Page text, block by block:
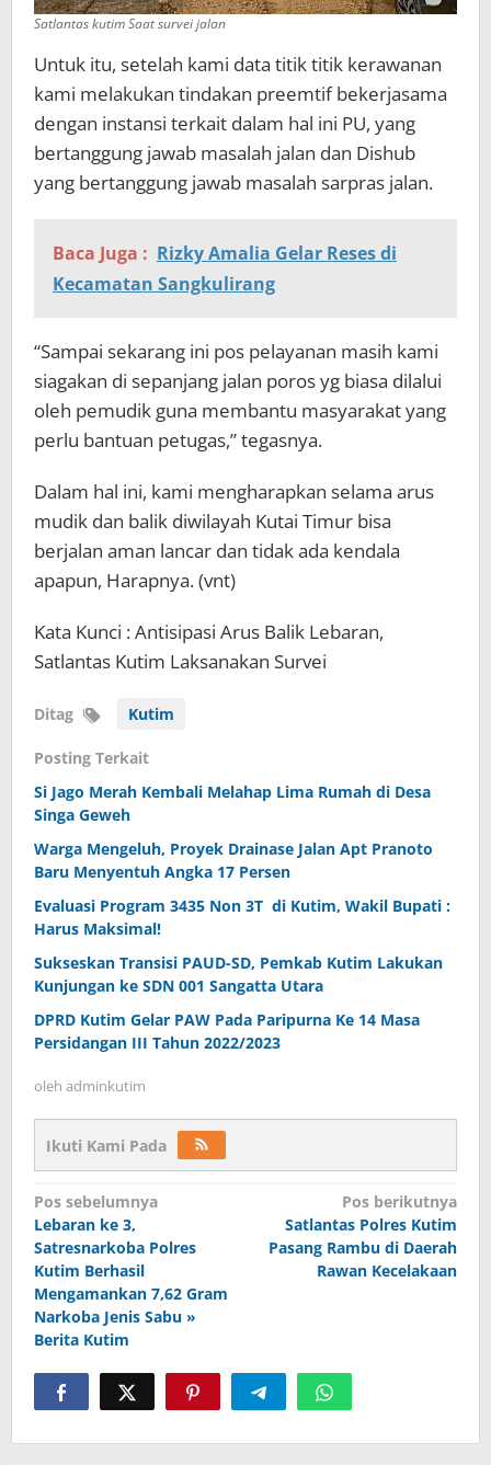
Satlantas kutim Saat survei jalan
Untuk itu, setelah kami data titik titik kerawanan
kami melakukan tindakan preemtif bekerjasama
dengan instansi terkait dalam hal ini PU, yang
bertanggung jawab masalah jalan dan Dishub
yang bertanggung jawab masalah sarpras jalan.
Baca Juga : Rizky Amalia Gelar Reses di
Kecamatan Sangkulirang
“Sampai sekarang ini pos pelayanan masih kami
siagakan di sepanjang jalan poros yg biasa dilalui
oleh pemudik guna membantu masyarakat yang
perlu bantuan petugas,” tegasnya.
Dalam hal ini, kami mengharapkan selama arus
mudik dan balik diwilayah Kutai Timur bisa
berjalan aman lancar dan tidak ada kendala
apapun, Harapnya. (vnt)
Kata Kunci : Antisipasi Arus Balik Lebaran,
Satlantas Kutim Laksanakan Survei
Ditag Kutim
Posting Terkait
Si Jago Merah Kembali Melahap Lima Rumah di Desa
Singa Geweh
Warga Mengeluh, Proyek Drainase Jalan Apt Pranoto
Baru Menyentuh Angka 17 Persen
Evaluasi Program 3435 Non 3T di Kutim, Wakil Bupati :
Harus Maksimal!
Sukseskan Transisi PAUD-SD, Pemkab Kutim Lakukan
Kunjungan ke SDN 001 Sangatta Utara
DPRD Kutim Gelar PAW Pada Paripurna Ke 14 Masa
Persidangan III Tahun 2022/2023
oleh adminkutim
Ikuti Kami Pada
Navigasi
pos
Pos sebelumnya
Lebaran ke 3,
Satresnarkoba Polres
Kutim Berhasil
Mengamankan 7,62 Gram
Narkoba Jenis Sabu »
Berita Kutim
Pos berikutnya
Satlantas Polres Kutim
Pasang Rambu di Daerah
Rawan Kecelakaan